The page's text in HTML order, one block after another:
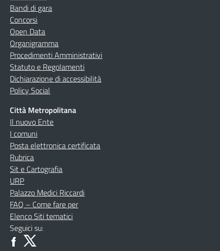
Bandi di gara
Concorsi
Open Data
Organigramma
Procedimenti Amministrativi
Statuto e Regolamenti
Dichiarazione di accessibilità
Policy Social
Città Metropolitana
Il nuovo Ente
I comuni
Posta elettronica certificata
Rubrica
Sit e Cartografia
URP
Palazzo Medici Riccardi
FAQ – Come fare per
Elenco Siti tematici
Seguici su: